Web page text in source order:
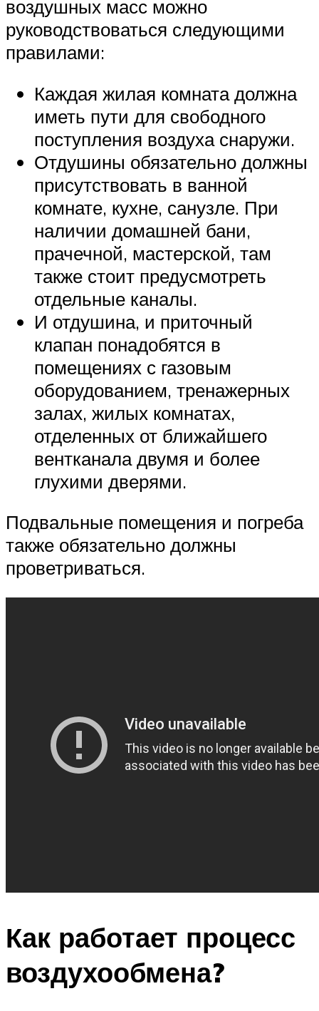
воздушных масс можно
руководствоваться следующими
правилами:
Каждая жилая комната должна
иметь пути для свободного
поступления воздуха снаружи.
Отдушины обязательно должны
присутствовать в ванной
комнате, кухне, санузле. При
наличии домашней бани,
прачечной, мастерской, там
также стоит предусмотреть
отдельные каналы.
И отдушина, и приточный
клапан понадобятся в
помещениях с газовым
оборудованием, тренажерных
залах, жилых комнатах,
отделенных от ближайшего
вентканала двумя и более
глухими дверями.
Подвальные помещения и погреба
также обязательно должны
проветриваться.
Как работает процесс
воздухообмена?